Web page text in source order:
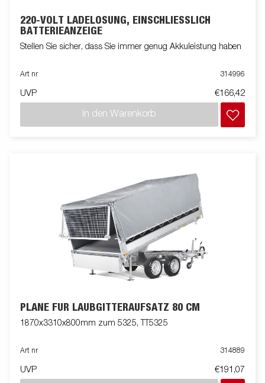
220-VOLT LADELÖSUNG, EINSCHLIESSLICH B
ATTERIEANZEIGE
Stellen Sie sicher, dass Sie immer genug Akkuleistung haben
Art nr 314996
UVP €166,42
In den Warenkorb
PLANE FÜR LAUBGITTERAUFSATZ 80 CM
1870x3310x800mm zum 5325, TT5325
Art nr 314889
UVP €191,07